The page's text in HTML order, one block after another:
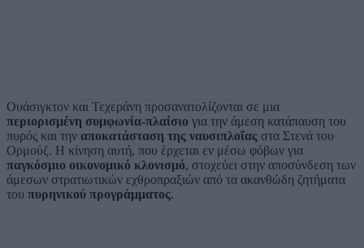
Ουάσιγκτον και Τεχεράνη προσανατολίζονται σε μια
περιορισμένη συμφωνία-πλαίσιο για την άμεση κατάπαυση του
πυρός και την αποκατάσταση της ναυσιπλοΐας στα Στενά του
Ορμούζ. Η κίνηση αυτή, που έρχεται εν μέσω φόβων για
παγκόσμιο οικονομικό κλονισμό, στοχεύει στην αποσύνδεση των
άμεσων στρατιωτικών εχθροπραξιών από τα ακανθώδη ζητήματα
του πυρηνικού προγράμματος.